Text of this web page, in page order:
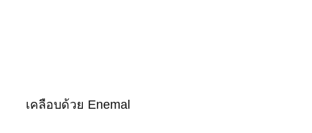
เคลือบด้วย Enemal